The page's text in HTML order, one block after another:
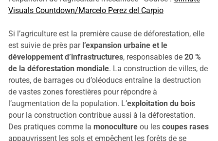
Visuals Countdown/Marcelo Perez del Carpio
Si l’agriculture est la première cause de déforestation, elle
est suivie de près par l’expansion urbaine et le
développement d’infrastructures, responsables de 20 %
de la déforestation mondiale. La construction de villes, de
routes, de barrages ou d’oléoducs entraîne la destruction
de vastes zones forestières pour répondre à
l’augmentation de la population. L’exploitation du bois
pour la construction contribue aussi à la déforestation.
Des pratiques comme la monocultureou les coupes rases
appauvrissent les sols et empêchent les forêts de se